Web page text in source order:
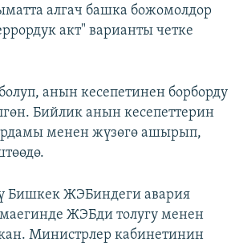
алгач башка божомолдор
акт" варианты четке
анын кесепетинен борборду
Бийлик анын кесепеттерин
менен жүзөгө ашырып,
Бишкек ЖЭБиндеги авария
ЖЭБди толугу менен
Министрлер кабинетинин